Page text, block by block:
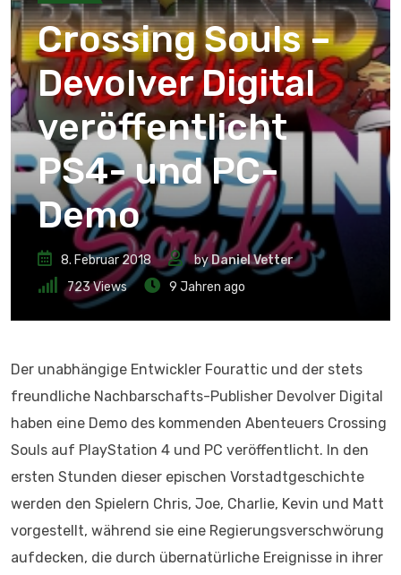
Crossing Souls –
Devolver Digital
veröffentlicht
PS4- und PC-
Demo
8. Februar 2018 byDaniel Vetter
723Views 9 Jahren ago
Der unabhängige Entwickler Fourattic und der stets
freundliche Nachbarschafts-Publisher Devolver Digital
haben eine Demo des kommenden Abenteuers Crossing
Souls auf PlayStation 4 und PC veröffentlicht. In den
ersten Stunden dieser epischen Vorstadtgeschichte
werden den Spielern Chris, Joe, Charlie, Kevin und Matt
vorgestellt, während sie eine Regierungsverschwörung
aufdecken, die durch übernatürliche Ereignisse in ihrer